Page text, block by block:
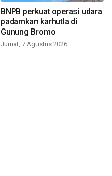
BNPB perkuat operasi udara
padamkan karhutla di
Gunung Bromo
Jumat, 7 Agustus 2026